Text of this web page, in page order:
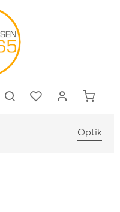
Optik